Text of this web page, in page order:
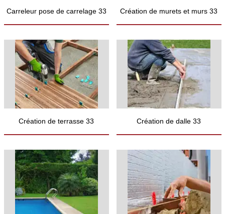
Carreleur pose de carrelage 33 Création de murets et murs 33
Création de terrasse 33 Création de dalle 33